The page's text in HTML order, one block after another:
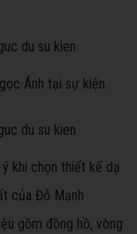
Ánh tại sự kiện.
khi chọn thiết kế dạ
của Đỗ Mạnh
gồm đồng hồ, vòng